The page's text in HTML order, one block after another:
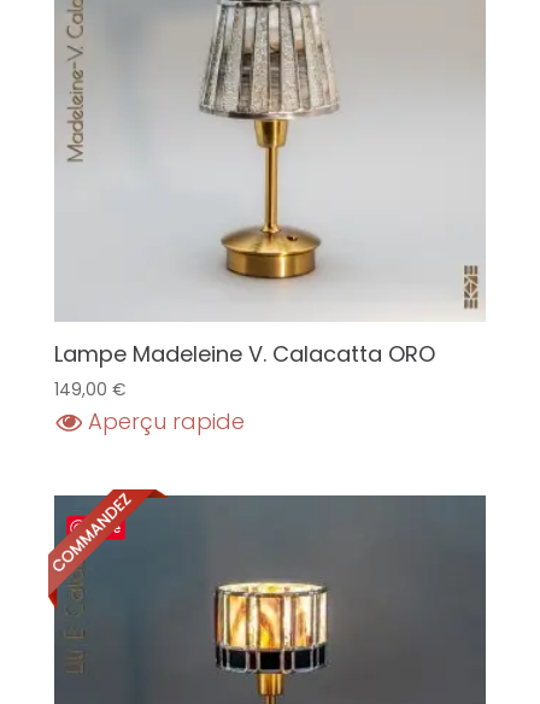
Lampe Madeleine V. Calacatta ORO
149,00 €
Aperçu rapide
Save